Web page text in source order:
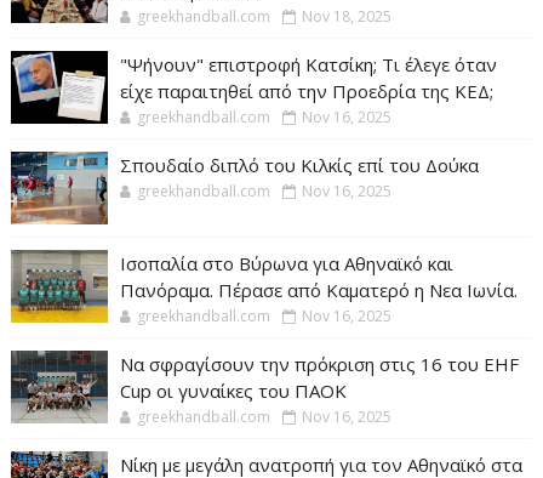
greekhandball.com Nov 18, 2025
"Ψήνουν" επιστροφή Κατσίκη; Τι έλεγε όταν
είχε παραιτηθεί από την Προεδρία της ΚΕΔ;
greekhandball.com Nov 16, 2025
Σπουδαίο διπλό του Κιλκίς επί του Δούκα
greekhandball.com Nov 16, 2025
Ισοπαλία στο Βύρωνα για Αθηναϊκό και
Πανόραμα. Πέρασε από Καματερό η Νεα Ιωνία.
greekhandball.com Nov 16, 2025
Να σφραγίσουν την πρόκριση στις 16 του EHF
Cup οι γυναίκες του ΠΑΟΚ
greekhandball.com Nov 16, 2025
Νίκη με μεγάλη ανατροπή για τον Αθηναϊκό στα